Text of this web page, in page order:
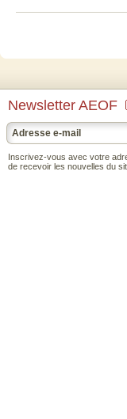
Newsletter AEOF
Inscrivez-vous avec votre
de recevoir les nouvelles du